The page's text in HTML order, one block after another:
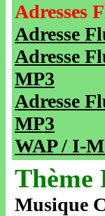
Adresses
Adresse
Adresse
MP3
Adresse
MP3
WAP / I-
Thème
Musique